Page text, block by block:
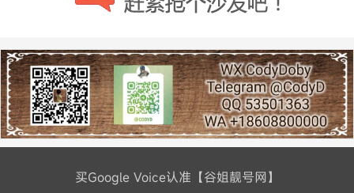
买Google Voice认准【谷姐靓号网】